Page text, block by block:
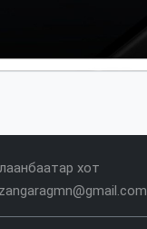
хот
zangaragmn@gmail.com